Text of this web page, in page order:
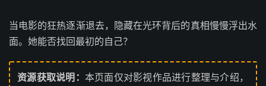
当电影的狂热逐渐退去，隐藏在光环背后的真相慢慢浮出水
面。她能否找回最初的自己？
资源获取说明： 本页面仅对影视作品进行整理与介绍，